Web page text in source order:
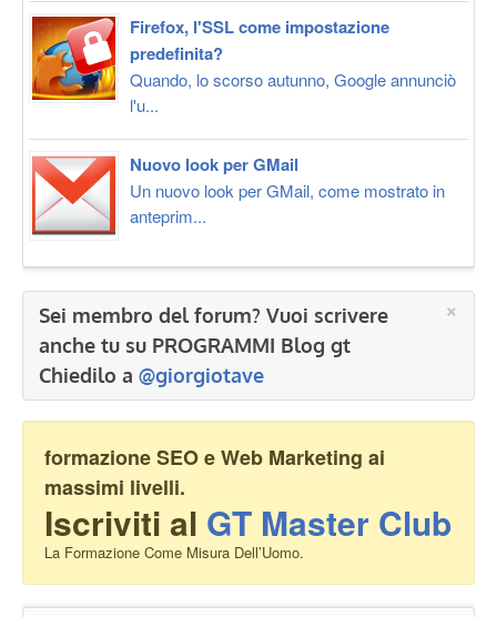
Firefox, l'SSL come impostazione
predefinita?
Quando, lo scorso autunno, Google annunciò
l'u...
Nuovo look per GMail
Un nuovo look per GMail, come mostrato in
anteprim...
×
Sei membro del forum? Vuoi scrivere
anche tu su PROGRAMMI Blog gt
Chiedilo a @giorgiotave
formazione SEO e Web Marketing ai
massimi livelli.
Iscriviti al GT Master Club
La Formazione Come Misura Dell’Uomo.